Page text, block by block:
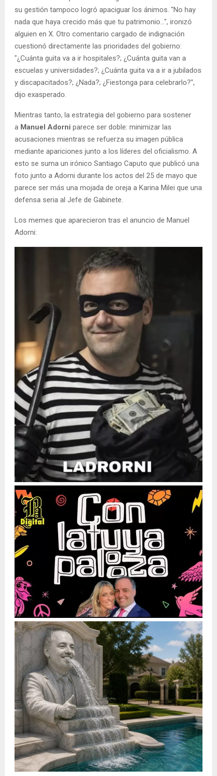
su gestión tampoco logró apaciguar los ánimos. "No hay
nada que haya crecido más que tu patrimonio...", ironizó
alguien en X. Otro comentario cargado de indignación
cuestionó directamente las prioridades del gobierno:
"¿Cuánta guita va a ir hospitales?; ¿Cuánta guita van a
escuelas y universidades?; ¿Cuánta guita va a ir a jubilados
y discapacitados?; ¿Nada?; ¿Fiestonga para celebrarlo?",
dijo exasperado.
Mientras tanto, la estrategia del gobierno para sostener
a Manuel Adorni parece ser doble: minimizar las
acusaciones mientras se refuerza su imagen pública
mediante apariciones junto a los líderes del oficialismo. A
esto se suma un irónico Santiago Caputo que publicó una
foto junto a Adorni durante los actos del 25 de mayo que
parece ser más una mojada de oreja a Karina Milei que una
defensa seria al Jefe de Gabinete.
Los memes que aparecieron tras el anuncio de Manuel
Adorni: